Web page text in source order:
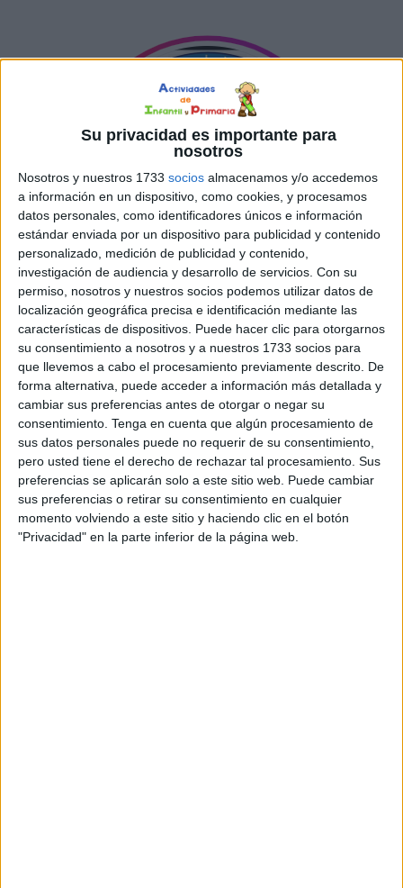
Su privacidad es importante para
nosotros
Nosotros y nuestros 1733 socios almacenamos y/o accedemos
a información en un dispositivo, como cookies, y procesamos
datos personales, como identificadores únicos e información
estándar enviada por un dispositivo para publicidad y contenido
personalizado, medición de publicidad y contenido,
investigación de audiencia y desarrollo de servicios. Con su
permiso, nosotros y nuestros socios podemos utilizar datos de
localización geográfica precisa e identificación mediante las
características de dispositivos. Puede hacer clic para otorgarnos
su consentimiento a nosotros y a nuestros 1733 socios para
que llevemos a cabo el procesamiento previamente descrito. De
forma alternativa, puede acceder a información más detallada y
cambiar sus preferencias antes de otorgar o negar su
consentimiento. Tenga en cuenta que algún procesamiento de
sus datos personales puede no requerir de su consentimiento,
pero usted tiene el derecho de rechazar tal procesamiento. Sus
preferencias se aplicarán solo a este sitio web. Puede cambiar
sus preferencias o retirar su consentimiento en cualquier
momento volviendo a este sitio y haciendo clic en el botón
"Privacidad" en la parte inferior de la página web.
SUSCRIBETE TOTALMENTE
GRATIS
Y PUEDESESTAR AL DÍA DE
TODASNUESTRAS NOVEDADES